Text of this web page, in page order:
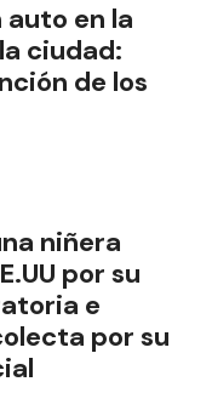
auto en la
ciudad:
de los
niñera
por su
e
por su